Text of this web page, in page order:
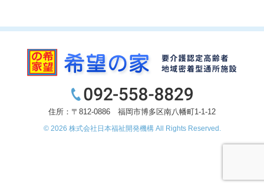
住所：〒812-0886 福岡市博多区南八幡町1-1-12
© 2026 株式会社日本福祉開発機構All Rights Reserved.